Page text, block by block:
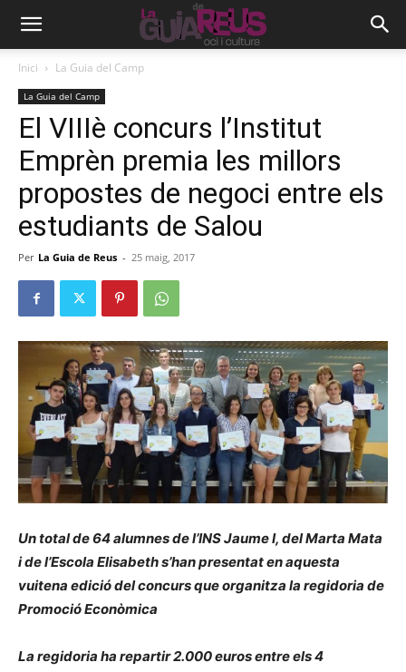
Inici La Guia del Camp
La Guia del Camp
El VIIIè concurs l’Institut
Emprèn premia les millors
propostes de negoci entre els
estudiants de Salou
Per La Guia de Reus - 25 maig, 2017
Un total de 64 alumnesde l’INS Jaume I, del Marta Mata
i de l’Escola Elisabeths’han presentat en aquesta
vuitena edició del concurs que organitza la regidoria de
Promoció Econòmica
La regidoria ha repartir 2.000 euros entre els 4